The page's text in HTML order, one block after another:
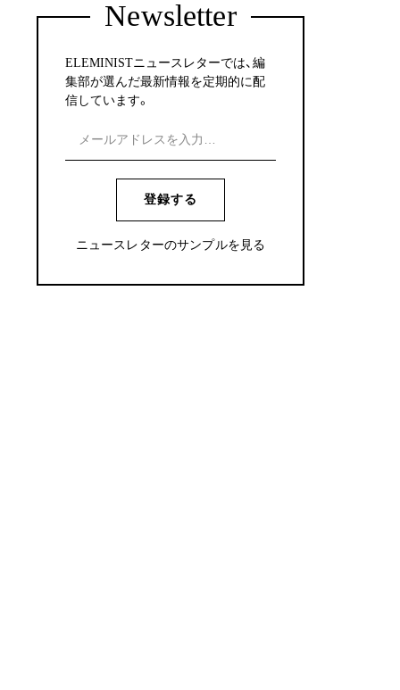
Newsletter
ELEMINISTニュースレターでは、編
集部が選んだ最新情報を定期的に配
信しています。
登録する
ニュースレターのサンプルを見る